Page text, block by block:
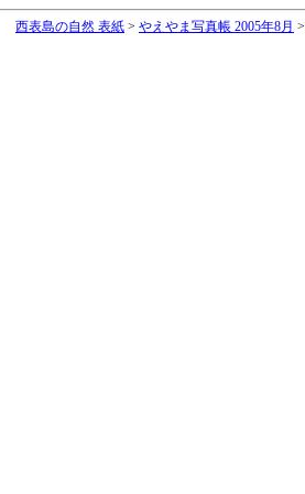
西表島の自然 表紙 > やえやま写真帳 2005年8月